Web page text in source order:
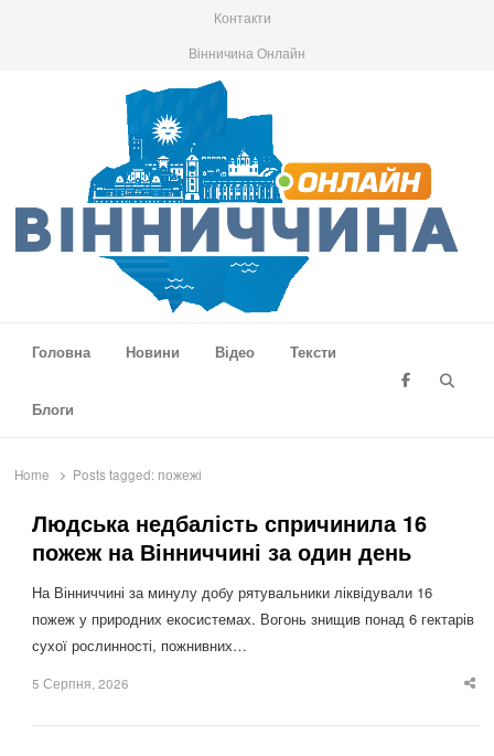
Контакти
Вінничина Онлайн
Головна
Новини Відео Тексти
Блоги
Home Posts tagged: пожежі
Людська недбалість спричинила 16
пожеж на Вінниччині за один день
На Вінниччині за минулу добу рятувальники ліквідували 16
пожеж у природних екосистемах. Вогонь знищив понад 6 гектарів
сухої рослинності, пожнивних…
5 Серпня, 2026